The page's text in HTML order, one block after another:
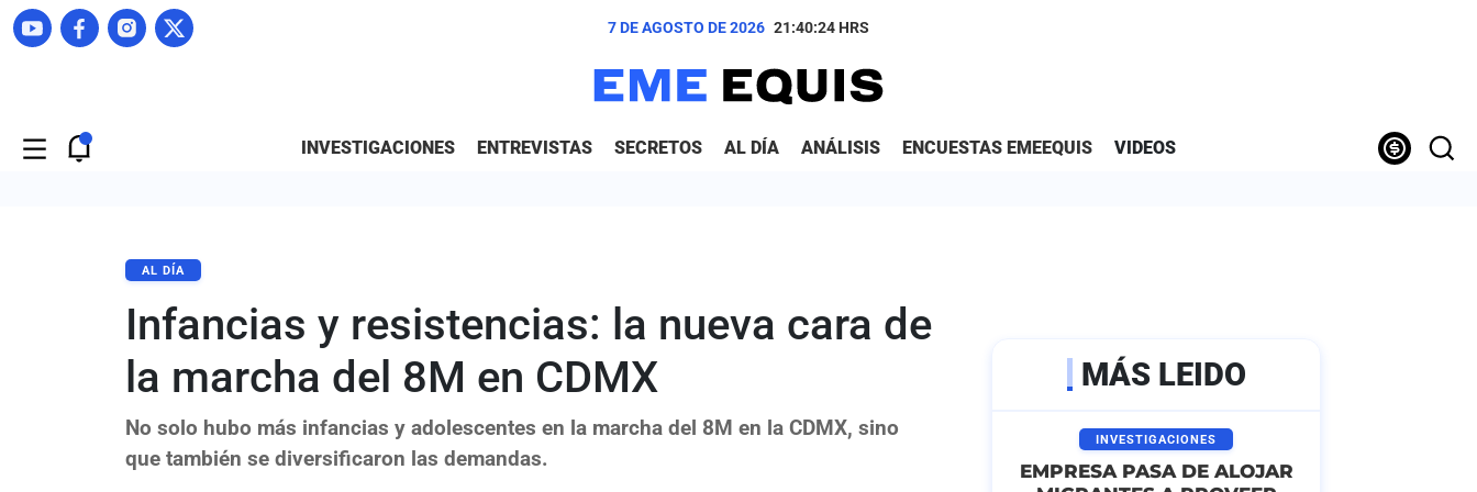
7 DE AGOSTO DE 2026 21:40:26 HRS
INVESTIGACIONES ENTREVISTAS SECRETOS AL DÍA ANÁLISIS ENCUESTAS EMEEQUIS VIDEOS
AL DÍA
Infancias y resistencias: la nueva cara de
la marcha del 8M en CDMX
No solo hubo más infancias y adolescentes en la marcha del 8M en la CDMX, sino
que también se diversificaron las demandas.
MÁS LEIDO
INVESTIGACIONES
EMPRESA PASA DE ALOJAR